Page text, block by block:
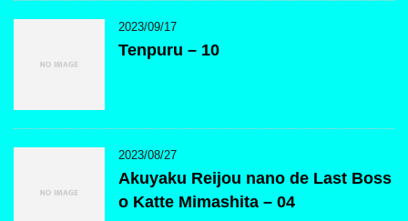
2023/09/17
Tenpuru – 10
2023/08/27
Akuyaku Reijou nano de Last Boss
o Katte Mimashita – 04